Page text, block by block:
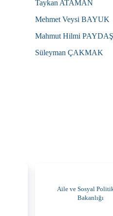
Taykan ATAMAN
Mehmet Veysi BAYUK
Mahmut Hilmi
Süleyman ÇAKMAK
Aile ve Sosyal
Bakanlığı